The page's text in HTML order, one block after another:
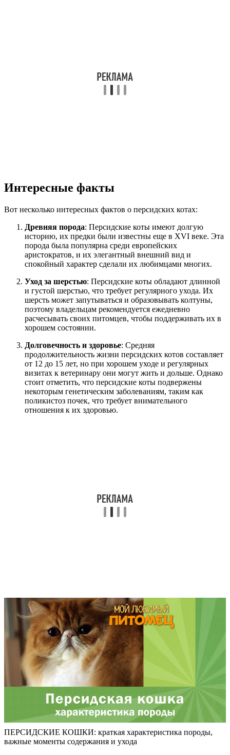
Интересные факты
Вот несколько интересных фактов о персидских котах:
Древняя порода: Персидские коты имеют долгую
историю, их предки были известны еще в XVI веке. Эта
порода была популярна среди европейских
аристократов, и их элегантный внешний вид и
спокойный характер сделали их любимцами многих.
Уход за шерстью: Персидские коты обладают длинной
и густой шерстью, что требует регулярного ухода. Их
шерсть может запутываться и образовывать колтуны,
поэтому владельцам рекомендуется ежедневно
расчесывать своих питомцев, чтобы поддерживать их в
хорошем состоянии.
Долговечность и здоровье: Средняя
продолжительность жизни персидских котов составляет
от 12 до 15 лет, но при хорошем уходе и регулярных
визитах к ветеринару они могут жить и дольше. Однако
стоит отметить, что персидские коты подвержены
некоторым генетическим заболеваниям, таким как
поликистоз почек, что требует внимательного
отношения к их здоровью.
ПЕРСИДСКИЕ КОШКИ: краткая характеристика породы,
важные моменты содержания и ухода